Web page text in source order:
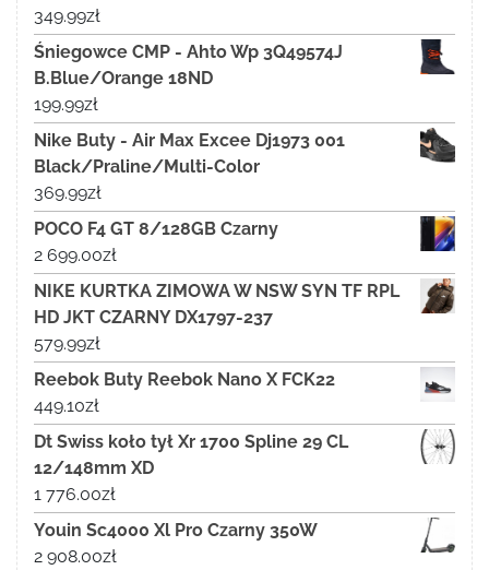
349.99zł
Śniegowce CMP - Ahto Wp 3Q49574J
B.Blue/Orange 18ND
199.99zł
Nike Buty - Air Max Excee Dj1973 001
Black/Praline/Multi-Color
369.99zł
POCO F4 GT 8/128GB Czarny
2 699.00zł
NIKE KURTKA ZIMOWA W NSW SYN TF RPL
HD JKT CZARNY DX1797-237
579.99zł
Reebok Buty Reebok Nano X FCK22
449.10zł
Dt Swiss koło tył Xr 1700 Spline 29 CL
12/148mm XD
1 776.00zł
Youin Sc4000 Xl Pro Czarny 350W
2 908.00zł